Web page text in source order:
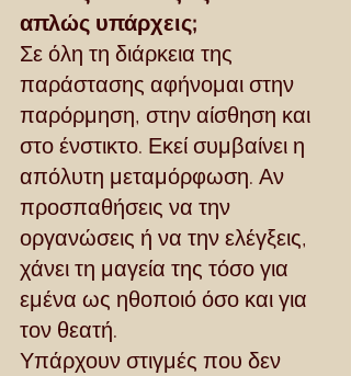
απλώς υπάρχεις;
Σε όλη τη διάρκεια της
παράστασης αφήνομαι στην
παρόρμηση, στην αίσθηση και
στο ένστικτο. Εκεί συμβαίνει η
απόλυτη μεταμόρφωση. Αν
προσπαθήσεις να την
οργανώσεις ή να την ελέγξεις,
χάνει τη μαγεία της τόσο για
εμένα ως ηθοποιό όσο και για
τον θεατή.
Υπάρχουν στιγμές που δεν